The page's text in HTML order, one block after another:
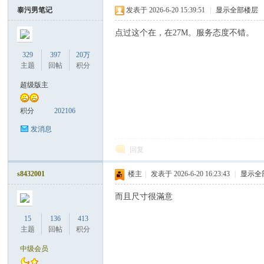
泰污男笔记
329
主题
397
回帖
20万
积分
超级版主
积分 202106
发消息
发表于 2026-6-20 15:39:51 显示全部楼层
点过这个在，在27M。服务态度不错。
回复
s8432001
15
主题
136
回帖
413
积分
中级会员
楼主 发表于 2026-6-20 16:23:43 显示全
而且尺寸很滿意